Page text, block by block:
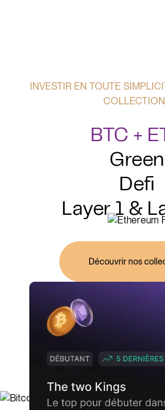
INVESTIR EN TOUTE
BTC +
Green
Defi
Layer 1 &
Découvrir nos